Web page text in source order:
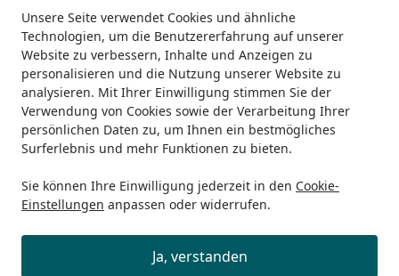
Unsere Seite verwendet Cookies und ähnliche
Technologien, um die Benutzererfahrung auf unserer
Website zu verbessern, Inhalte und Anzeigen zu
personalisieren und die Nutzung unserer Website zu
analysieren. Mit Ihrer Einwilligung stimmen Sie der
Verwendung von Cookies sowie der Verarbeitung Ihrer
persönlichen Daten zu, um Ihnen ein bestmögliches
Surferlebnis und mehr Funktionen zu bieten.
Sie können Ihre Einwilligung jederzeit in den Cookie-
Einstellungen anpassen oder widerrufen.
Ja, verstanden
Startseite
Design-Carports Linea Ximax Carport Linea Typ 110
Ximax Carport Linea Typ 110 495,4
x 302,2 cm